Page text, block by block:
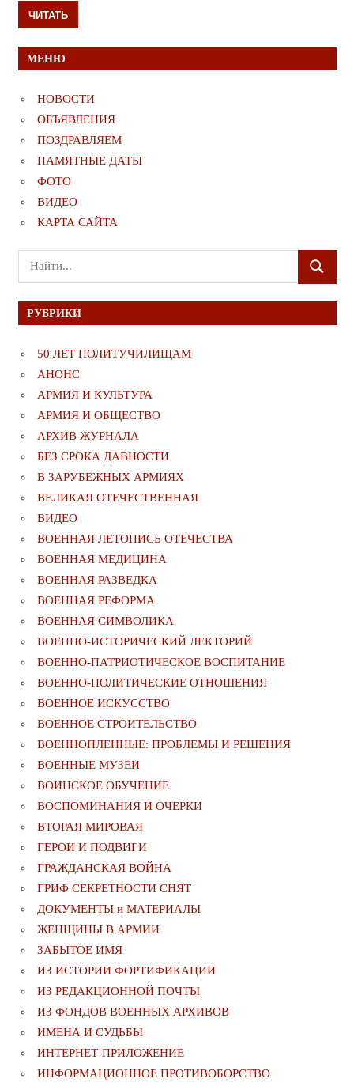
ЧИТАТЬ
МЕНЮ
НОВОСТИ
ОБЪЯВЛЕНИЯ
ПОЗДРАВЛЯЕМ
ПАМЯТНЫЕ ДАТЫ
ФОТО
ВИДЕО
КАРТА САЙТА
Поиск
для:
ПОИСК
РУБРИКИ
50 ЛЕТ ПОЛИТУЧИЛИЩАМ
АНОНС
АРМИЯ И КУЛЬТУРА
АРМИЯ И ОБЩЕСТВО
АРХИВ ЖУРНАЛА
БЕЗ СРОКА ДАВНОСТИ
В ЗАРУБЕЖНЫХ АРМИЯХ
ВЕЛИКАЯ ОТЕЧЕСТВЕННАЯ
ВИДЕО
ВОЕННАЯ ЛЕТОПИСЬ ОТЕЧЕСТВА
ВОЕННАЯ МЕДИЦИНА
ВОЕННАЯ РАЗВЕДКА
ВОЕННАЯ РЕФОРМА
ВОЕННАЯ СИМВОЛИКА
ВОЕННО-ИСТОРИЧЕСКИЙ ЛЕКТОРИЙ
ВОЕННО-ПАТРИОТИЧЕСКОЕ ВОСПИТАНИЕ
ВОЕННО-ПОЛИТИЧЕСКИE ОТНОШЕНИЯ
ВОЕННОЕ ИСКУССТВО
ВОЕННОЕ СТРОИТЕЛЬСТВО
ВОЕННОПЛЕННЫЕ: ПРОБЛЕМЫ И РЕШЕНИЯ
ВОЕННЫЕ МУЗЕИ
ВОИНСКОЕ ОБУЧЕНИЕ
ВОСПОМИНАНИЯ И ОЧЕРКИ
ВТОРАЯ МИРОВАЯ
ГЕРОИ И ПОДВИГИ
ГРАЖДАНСКАЯ ВОЙНА
ГРИФ СЕКРЕТНОСТИ СНЯТ
ДОКУМЕНТЫ и МАТЕРИАЛЫ
ЖЕНЩИНЫ В АРМИИ
ЗАБЫТОЕ ИМЯ
ИЗ ИСТОРИИ ФОРТИФИКАЦИИ
ИЗ РЕДАКЦИОННОЙ ПОЧТЫ
ИЗ ФОНДОВ ВОЕННЫХ АРХИВОВ
ИМЕНА И СУДЬБЫ
ИНТЕРНЕТ-ПРИЛОЖЕНИЕ
ИНФОРМАЦИОННОЕ ПРОТИВОБОРСТВО